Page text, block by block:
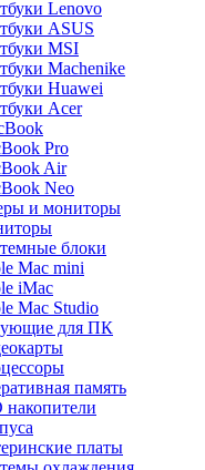
Lenovo
ASUS
MSI
Machenike
Huawei
Acer
Pro
Air
Neo
и мониторы
блоки
Mac mini
iMac
Mac Studio
для ПК
память
накопители
платы